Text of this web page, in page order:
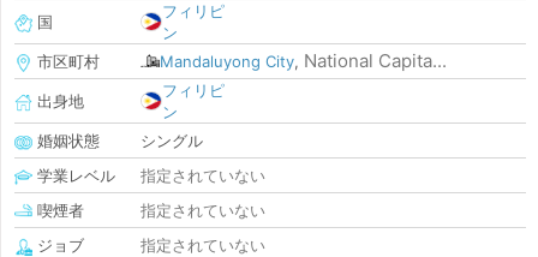
国
フィリピ
ン
市区町村
Mandaluyong City, National Capita...
出身地
フィリピ
ン
婚姻状態
シングル
学業レベル
指定されていない
喫煙者
指定されていない
ジョブ
指定されていない